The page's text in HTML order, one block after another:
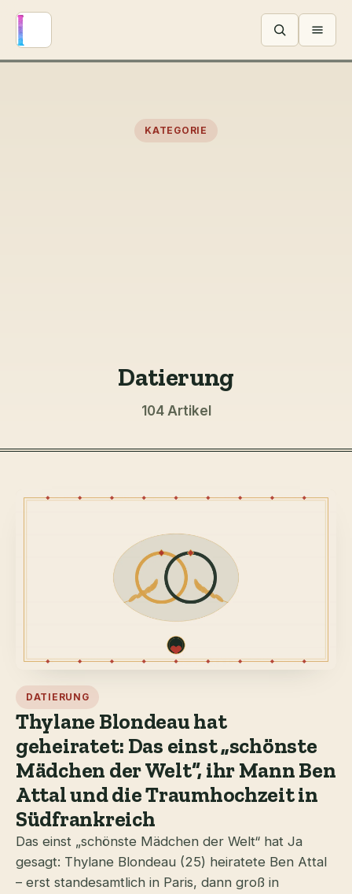
Menü
KATEGORIE
Datierung
104 Artikel
DATIERUNG
Thylane Blondeau hat
geheiratet: Das einst „schönste
Mädchen der Welt“, ihr Mann Ben
Attal und die Traumhochzeit in
Südfrankreich
Das einst „schönste Mädchen der Welt“ hat Ja
gesagt: Thylane Blondeau (25) heiratete Ben Attal
– erst standesamtlich in Paris, dann groß in